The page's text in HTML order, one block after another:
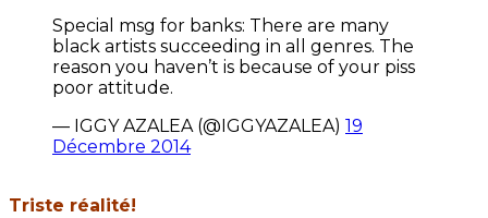
Special msg for banks: There are many
black artists succeeding in all genres. The
reason you haven’t is because of your piss
poor attitude.
— IGGY AZALEA (@IGGYAZALEA) 19
Décembre 2014
Triste réalité!